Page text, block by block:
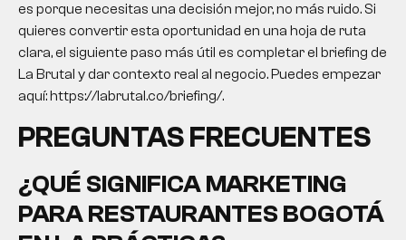
es porque necesitas una decisión mejor, no más ruido. Si
quieres convertir esta oportunidad en una hoja de ruta
clara, el siguiente paso más útil es completar el briefing de
La Brutal y dar contexto real al negocio. Puedes empezar
aquí: https://labrutal.co/briefing/.
PREGUNTAS FRECUENTES
¿QUÉ SIGNIFICAMARKETING
PARA RESTAURANTES BOGOTÁ